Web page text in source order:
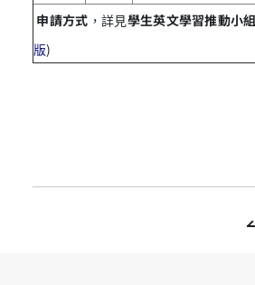
申請方式 ，詳見學生英文學習推動小
版)